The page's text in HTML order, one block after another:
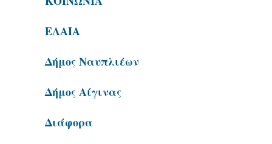
Αρχική Σελίδα
ΕΛΑΙΑ
Δήμος Ναυπλιέων
Δήμος Αίγινας
Διάφορα